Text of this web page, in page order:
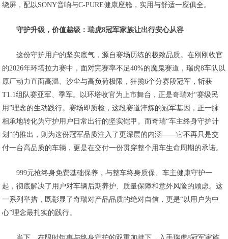
绕屏，配以SONY音响与C-PURE健康座舱，实用与舒适一应俱全。
守护升级，价值越级 ：瑞虎8冠军家族让出行安心从容
这份守护用户的坚实底气，源自赛场历练的极致品质。在刚刚收官
的2026年环塔拉力赛中，面对完赛率不足40%的魔鬼赛道，瑞虎8车队以
原厂动力直面高温、沙尘与高负荷极限，狂揽6个分赛段冠军，斩获
T1.1组队赛亚军、季军。以环塔收官为上市舞台，正是奇瑞对“赛级民
用”理念的生动践行。赛场即质检，这段赛道淬炼的冠军基因，正一脉
相承地转化为守护用户日常出行的坚实铠甲。而奇瑞“车主终身守护计
划”的推出，则为这份冠军品质注入了更深层的内涵——它不再只是交
付一台高品质的车辆，更是在交付一份贯穿整个用车生命周期的承诺。
999元抢终身免费基础保养，与整车终身质保、车主健康守护一
起，彻底解决了用户对车辆后期养护、质量保障和意外风险的顾虑。这
一系列举措，既彰显了奇瑞对产品品质的绝对自信，更是“以用户为中
心”理念最扎实的践行。